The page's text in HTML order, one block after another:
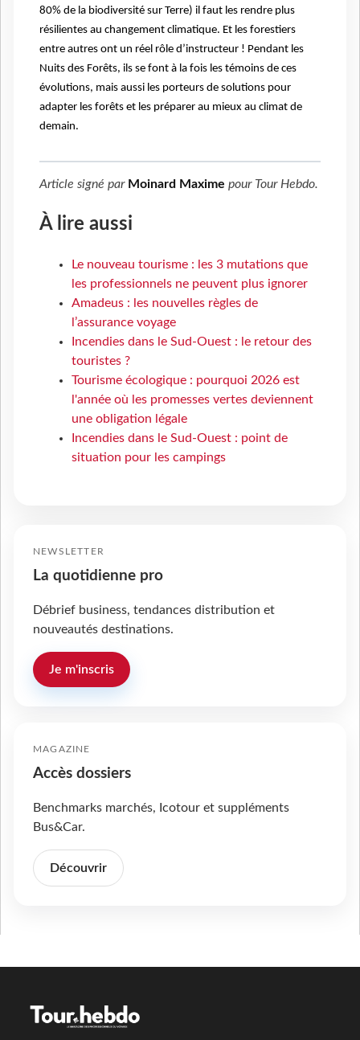
80% de la biodiversité sur Terre) il faut les rendre plus
résilientes au changement climatique. Et les forestiers
entre autres ont un réel rôle d’instructeur ! Pendant les
Nuits des Forêts, ils se font à la fois les témoins de ces
évolutions, mais aussi les porteurs de solutions pour
adapter les forêts et les préparer au mieux au climat de
demain.
Article signé par Moinard Maxime pour Tour Hebdo.
À lire aussi
Le nouveau tourisme : les 3 mutations que
les professionnels ne peuvent plus ignorer
Amadeus : les nouvelles règles de
l’assurance voyage
Incendies dans le Sud-Ouest : le retour des
touristes ?
Tourisme écologique : pourquoi 2026 est
l'année où les promesses vertes deviennent
une obligation légale
Incendies dans le Sud-Ouest : point de
situation pour les campings
NEWSLETTER
La quotidienne pro
Débrief business, tendances distribution et
nouveautés destinations.
Je m'inscris
MAGAZINE
Accès dossiers
Benchmarks marchés, Icotour et suppléments
Bus&Car.
Découvrir